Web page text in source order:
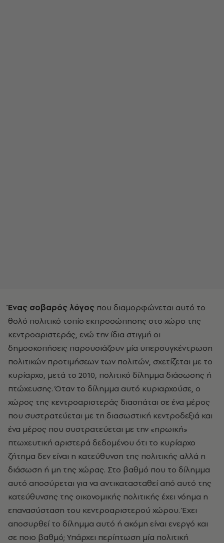
Ένας σοβαρός λόγος που διαμορφώνεται αυτό το
θολό πολιτικό τοπίο εκπροσώπησης στο χώρο της
κεντροαριστεράς, ενώ την ίδια στιγμή οι
δημοσκοπήσεις παρουσιάζουν μία υπερσυγκέντρωση
πολιτικών προτιμήσεων των πολιτών, σχετίζεται με το
κυρίαρχο, μετά το 2010, πολιτικό δίλημμα διάσωσης ή
πτώχευσης. Όταν το δίλημμα αυτό κυριαρχούσε, ο
χώρος της κεντροαριστεράς διασπάται σε ένα μέρος
που συστρατεύεται με τη διασωστική κεντροδεξιά και
ένα μέρος που συστρατεύεται με την «ηρωική»
πτωχευτική αριστερά δεδομένου ότι το κυρίαρχο
ζήτημα δεν είναι η κατεύθυνση της πολιτικής αλλά η
διάσωση ή μη της χώρας. Στο βαθμό που το δίλημμα
αυτό αποσύρεται για να αντικατασταθεί από αυτό της
κατεύθυνσης της οικονομικής πολιτικής έχει νόημα η
επανασύσταση του κεντροαριστερού χώρου. Έχει
αποσυρθεί το δίλημμα αυτό ή ακόμη είναι ενεργό και
σε ποιο βαθμό; Υπάρχει περίπτωση μία πολιτική